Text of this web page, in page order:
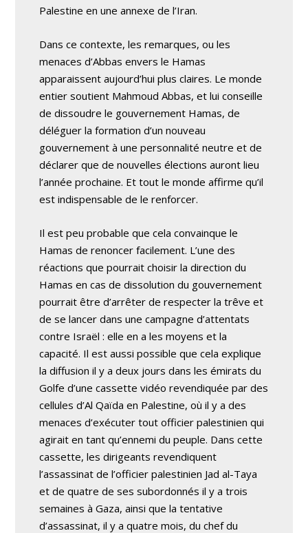
Palestine en une annexe de l’Iran.
Dans ce contexte, les remarques, ou les
menaces d’Abbas envers le Hamas
apparaissent aujourd’hui plus claires. Le monde
entier soutient Mahmoud Abbas, et lui conseille
de dissoudre le gouvernement Hamas, de
déléguer la formation d’un nouveau
gouvernement à une personnalité neutre et de
déclarer que de nouvelles élections auront lieu
l’année prochaine. Et tout le monde affirme qu’il
est indispensable de le renforcer.
Il est peu probable que cela convainque le
Hamas de renoncer facilement. L’une des
réactions que pourrait choisir la direction du
Hamas en cas de dissolution du gouvernement
pourrait être d’arrêter de respecter la trêve et
de se lancer dans une campagne d’attentats
contre Israël : elle en a les moyens et la
capacité. Il est aussi possible que cela explique
la diffusion il y a deux jours dans les émirats du
Golfe d’une cassette vidéo revendiquée par des
cellules d’Al Qaïda en Palestine, où il y a des
menaces d’exécuter tout officier palestinien qui
agirait en tant qu’ennemi du peuple. Dans cette
cassette, les dirigeants revendiquent
l’assassinat de l’officier palestinien Jad al-Taya
et de quatre de ses subordonnés il y a trois
semaines à Gaza, ainsi que la tentative
d’assassinat, il y a quatre mois, du chef du